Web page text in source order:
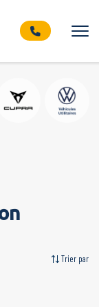
Trier par